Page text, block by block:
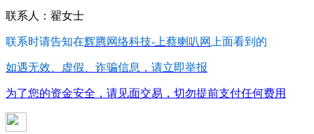
联系人：翟女士
联系时请告知在辉腾网络科技-上蔡喇叭网 上面看到的
如遇无效、虚假、诈骗信息，请立即举报
为了您的资金安全，请见面交易，切勿提前支付任何费用